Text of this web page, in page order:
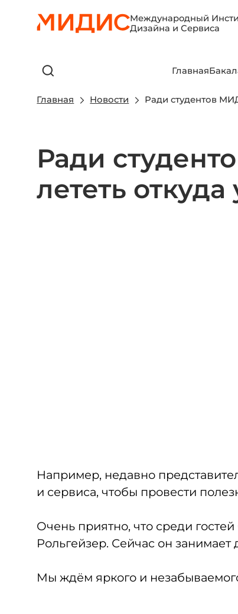
Международный
Дизайна и Сервиса
Главная
Главная Новости Ради студентов
Ради
лететь
Например, недавно
и сервиса, чтобы провести
Очень приятно, что среди
Рольгейзер. Сейчас он
Мы ждём яркого и